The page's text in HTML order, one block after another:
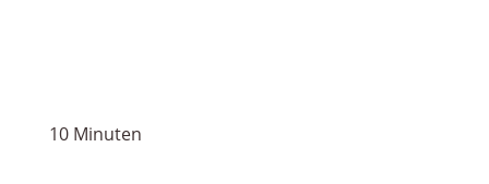
10 Minuten